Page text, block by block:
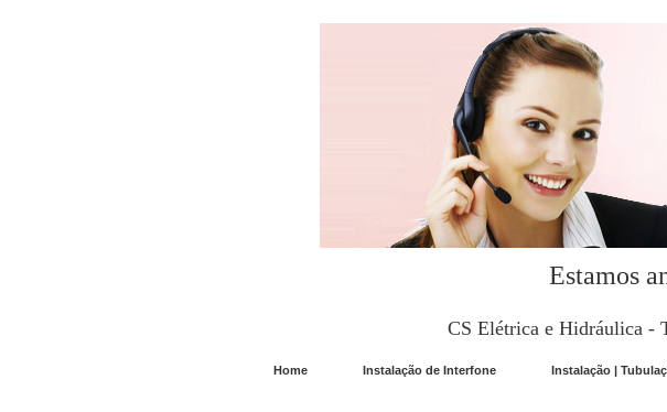
Estamos
CS Elétrica e Hidráulica -
Home Instalação de Interfone Instalação |